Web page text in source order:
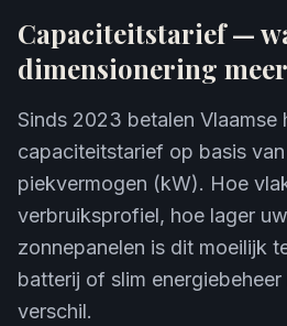
Capaciteitstarief —
dimensionering
Sinds 2023 betalen Vlaamse
capaciteitstarief op basis
piekvermogen (kW). Hoe
verbruiksprofiel, hoe lager
zonnepanelen is dit moeilijk
batterij of slim
verschil.